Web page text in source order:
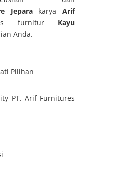
JeparakaryaArif
furnitur Kayu
Anda.
Pilihan
PT. Arif Furnitures